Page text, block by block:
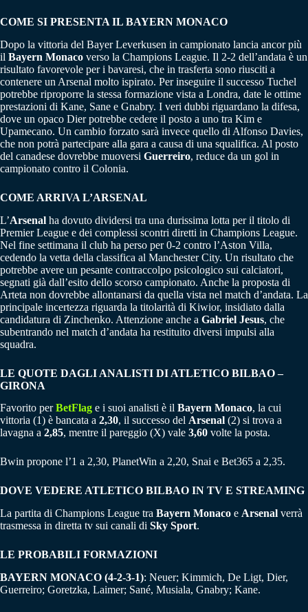
COME SI PRESENTA IL BAYERN MONACO
Dopo la vittoria del Bayer Leverkusen in campionato lancia ancor più
il Bayern Monaco verso la Champions League. Il 2-2 dell’andata è un
risultato favorevole per i bavaresi, che in trasferta sono riusciti a
contenere un Arsenal molto ispirato. Per inseguire il successo Tuchel
potrebbe riproporre la stessa formazione vista a Londra, date le ottime
prestazioni di Kane, Sane e Gnabry. I veri dubbi riguardano la difesa,
dove un opaco Dier potrebbe cedere il posto a uno tra Kim e
Upamecano. Un cambio forzato sarà invece quello di Alfonso Davies,
che non potrà partecipare alla gara a causa di una squalifica. Al posto
del canadese dovrebbe muoversi Guerreiro, reduce da un gol in
campionato contro il Colonia.
COME ARRIVA L’ARSENAL
L’Arsenal ha dovuto dividersi tra una durissima lotta per il titolo di
Premier League e dei complessi scontri diretti in Champions League.
Nel fine settimana il club ha perso per 0-2 contro l’Aston Villa,
cedendo la vetta della classifica al Manchester City. Un risultato che
potrebbe avere un pesante contraccolpo psicologico sui calciatori,
segnati già dall’esito dello scorso campionato. Anche la proposta di
Arteta non dovrebbe allontanarsi da quella vista nel match d’andata. La
principale incertezza riguarda la titolarità di Kiwior, insidiato dalla
candidatura di Zinchenko. Attenzione anche a Gabriel Jesus, che
subentrando nel match d’andata ha restituito diversi impulsi alla
squadra.
LE QUOTE DAGLI ANALISTI DI ATLETICO BILBAO –
GIRONA
Favorito perBetFlag e i suoi analisti è il Bayern Monaco, la cui
vittoria (1) è bancata a 2,30, il successo del Arsenal (2) si trova a
lavagna a 2,85, mentre il pareggio (X) vale 3,60 volte la posta.
Bwin propone l’1 a 2,30, PlanetWin a 2,20, Snai e Bet365 a 2,35.
DOVE VEDERE ATLETICO BILBAO IN TV E STREAMING
La partita di Champions League tra Bayern Monaco e Arsenal verrà
trasmessa in diretta tv sui canali di Sky Sport.
LE PROBABILI FORMAZIONI
BAYERN MONACO (4-2-3-1): Neuer; Kimmich, De Ligt, Dier,
Guerreiro; Goretzka, Laimer; Sané, Musiala, Gnabry; Kane.